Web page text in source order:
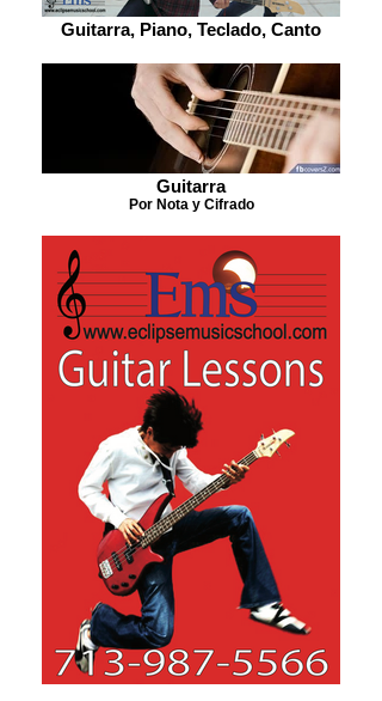
Guitarra, Piano, Teclado, Canto
Guitarra
Por Nota y Cifrado